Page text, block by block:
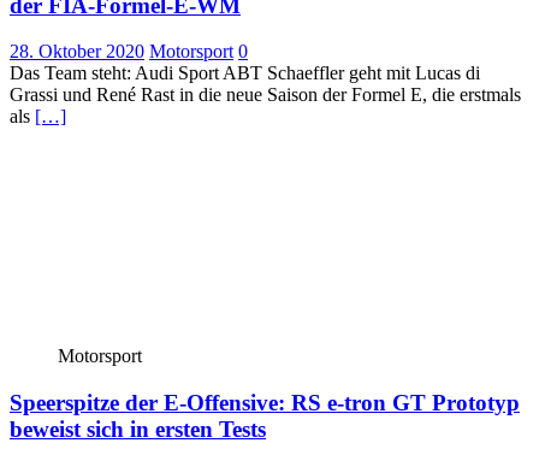
28. Oktober 2020 Motorsport 0
Das Team steht: Audi Sport ABT Schaeffler geht mit Lucas di
Grassi und René Rast in die neue Saison der Formel E, die erstmals
als […]
Motorsport
Speerspitze der E-Offensive: RS e-tron GT Prototyp
beweist sich in ersten Tests